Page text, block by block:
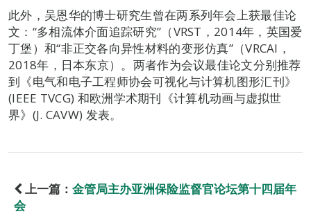
此外，吴恩华的博士研究生曾在两系列年会上获最佳论
文：“多相流体介面追踪研究”（VRST，2014年，英国爱
丁堡）和“非正交各向异性材料的变形仿真”（VRCAI，
2018年，日本东京）。两者作为会议最佳论文分别推荐
到《电气和电子工程师协会可视化与计算机图形汇刊》
(IEEE TVCG) 和欧洲学术期刊《计算机动画与虚拟世
界》(J. CAVW) 发表。
上一篇： 金管局主办亚洲保险监督官论坛第十四届年
会